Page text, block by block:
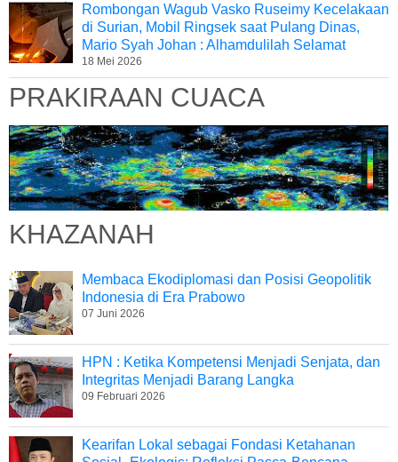
Rombongan Wagub Vasko Ruseimy Kecelakaan
di Surian, Mobil Ringsek saat Pulang Dinas,
Mario Syah Johan : Alhamdulilah Selamat
18 Mei 2026
PRAKIRAAN CUACA
KHAZANAH
Membaca Ekodiplomasi dan Posisi Geopolitik
Indonesia di Era Prabowo
07 Juni 2026
HPN : Ketika Kompetensi Menjadi Senjata, dan
Integritas Menjadi Barang Langka
09 Februari 2026
Kearifan Lokal sebagai Fondasi Ketahanan